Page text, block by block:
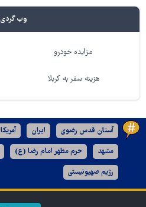
وب گردی
مزایده خودرو
هزینه سفر به کربلا
آستان قدس رضوی ایران آمریکا
مشهد حرم مطهر امام رضا (ع)
رژیم صهیونیستی